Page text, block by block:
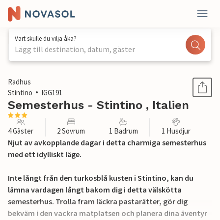
Vart skulle du vilja åka?
Lägg till destination, datum, gäster
1 / 25
Radhus
Stintino
IGG191
Semesterhus - Stintino , Italien
4 Gäster 2 Sovrum 1 Badrum 1 Husdjur
Njut av avkopplande dagar i detta charmiga semesterhus
med ett idylliskt läge.
Inte långt från den turkosblå kusten i Stintino, kan du
lämna vardagen långt bakom dig i detta välskötta
semesterhus. Trolla fram läckra pastarätter, gör dig
bekväm i den vackra matplatsen och planera dina äventyr